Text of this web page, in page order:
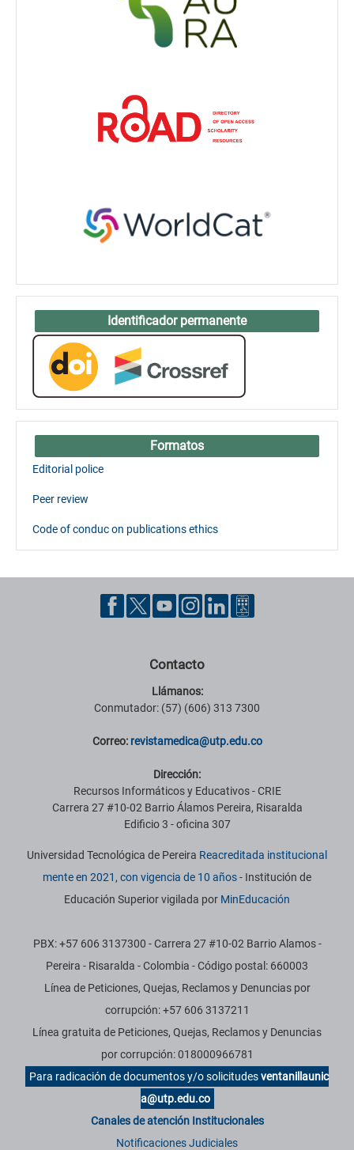
Identificador permanente
Formatos
Editorial police
Peer review
Code of conduc on publications ethics
Contacto
Llámanos:
Conmutador: (57) (606) 313 7300
Correo: revistamedica@utp.edu.co
Dirección:
Recursos Informáticos y Educativos - CRIE
Carrera 27 #10-02 Barrio Álamos Pereira, Risaralda
Edificio 3 - oficina 307
Universidad Tecnológica de Pereira Reacreditada institucional
mente en 2021, con vigencia de 10 años- Institución de
Educación Superior vigilada por MinEducación
PBX: +57 606 3137300 - Carrera 27 #10-02 Barrio Alamos -
Pereira - Risaralda - Colombia - Código postal: 660003
Línea de Peticiones, Quejas, Reclamos y Denuncias por
corrupción: +57 606 3137211
Línea gratuita de Peticiones, Quejas, Reclamos y Denuncias
por corrupción: 018000966781
Para radicación de documentos y/o solicitudesventanillaunic
a@utp.edu.co
Canales de atención Institucionales
Notificaciones Judiciales